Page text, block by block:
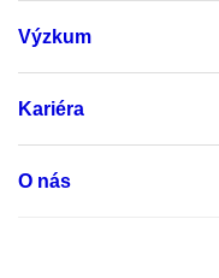
Výzkum
Kariéra
O nás